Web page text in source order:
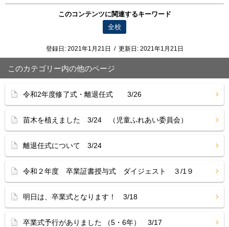
このコンテンツに関連するキーワード
全校
登録日: 2021年1月21日 / 更新日: 2021年1月21日
このカテゴリー内の他のページ
令和2年度修了式・離退任式 3/26
苗木を植えました 3/24 （児童ふれあい委員会）
離退任式について 3/24
令和２年度 卒業証書授与式 ダイジェスト ３/1９
明日は、卒業式となります！ 3/18
卒業式予行がありました （5・6年） 3/17